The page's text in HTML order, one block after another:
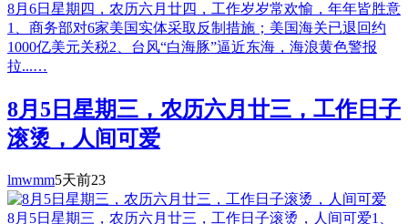
8月6日星期四，农历六月廿四，工作岁岁常欢愉，年年皆胜意
1、商务部对6家美国实体采取反制措施；美国海关已退回约
1000亿美元关税2、台风“白海豚”逼近东海，海浪黄色警报
拉...…
8月5日星期三，农历六月廿三，工作日子
滚烫，人间可爱
lmwmm5天前23
8月5日星期三，农历六月廿三，工作日子滚烫，人间可爱1、